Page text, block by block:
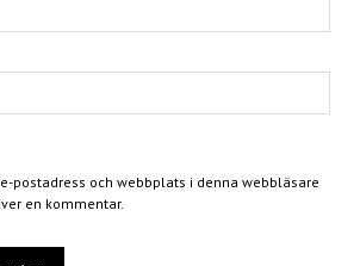
postadress och webbplats i denna webbläsare
en kommentar.